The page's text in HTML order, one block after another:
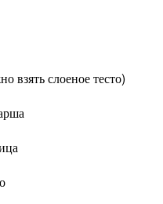
взять слоеное тесто)